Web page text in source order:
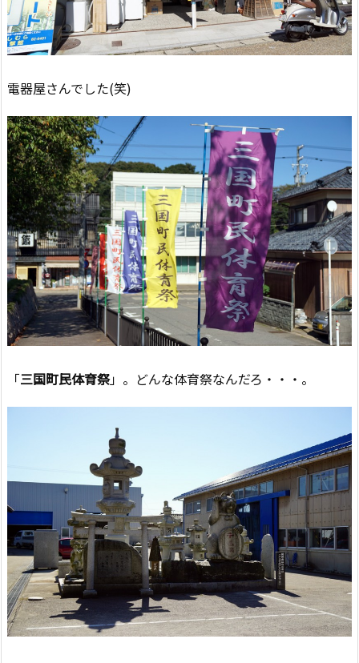
電器屋さんでした(笑)
「三国町民体育祭」。どんな体育祭なんだろ・・・。